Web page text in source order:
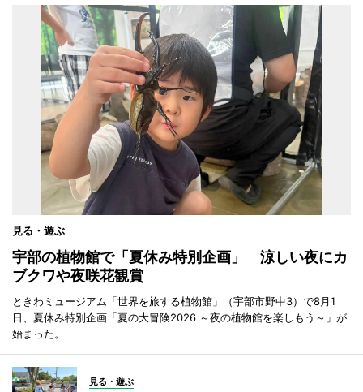
見る・遊ぶ
宇部の植物館で「夏休み特別企画」 涼しい夜にカ
ブクワや夜咲花観賞
ときわミュージアム「世界を旅する植物館」（宇部市野中3）で8月1
日、夏休み特別企画「夏の大冒険2026 ～夜の植物館を楽しもう～」が
始まった。
見る・遊ぶ